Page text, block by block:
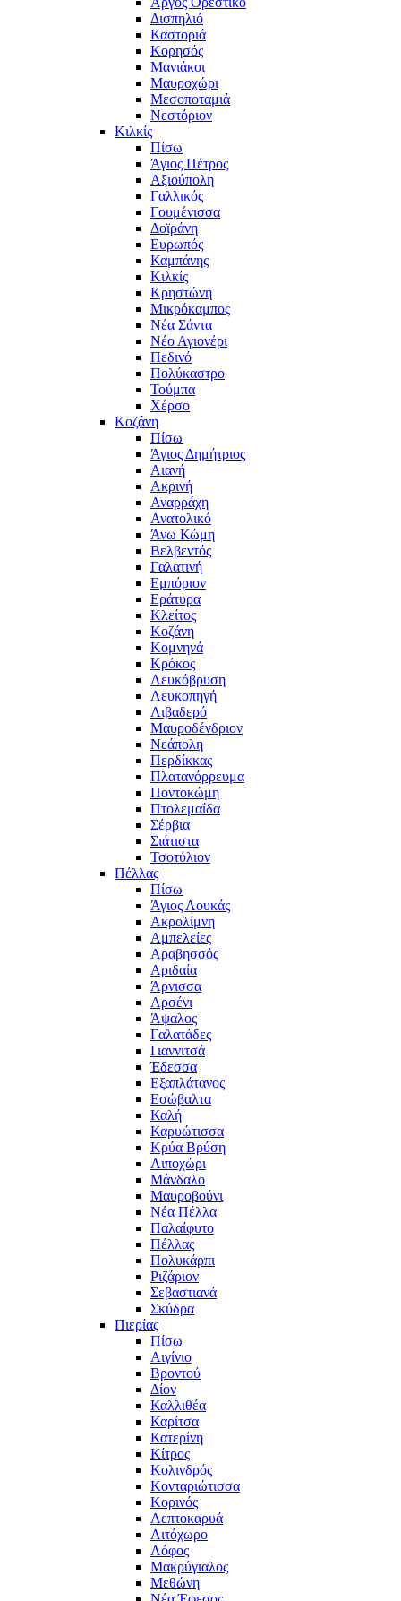
Δισπηλιό
Καστοριά
Κορησός
Μανιάκοι
Μαυροχώρι
Μεσοποταμιά
Νεστόριον
Κιλκίς
Πίσω
Άγιος Πέτρος
Αξιούπολη
Γαλλικός
Γουμένισσα
Δοϊράνη
Ευρωπός
Καμπάνης
Κιλκίς
Κρηστώνη
Μικρόκαμπος
Νέα Σάντα
Νέο Αγιονέρι
Πεδινό
Πολύκαστρο
Τούμπα
Χέρσο
Κοζάνη
Πίσω
Άγιος Δημήτριος
Αιανή
Ακρινή
Αναρράχη
Ανατολικό
Άνω Κώμη
Βελβεντός
Γαλατινή
Εμπόριον
Εράτυρα
Κλείτος
Κοζάνη
Κομνηνά
Κρόκος
Λευκόβρυση
Λευκοπηγή
Λιβαδερό
Μαυροδένδριον
Νεάπολη
Περδίκκας
Πλατανόρρευμα
Ποντοκώμη
Πτολεμαΐδα
Σέρβια
Σιάτιστα
Τσοτύλιον
Πέλλας
Πίσω
Άγιος Λουκάς
Ακρολίμνη
Αμπελείες
Αραβησσός
Αριδαία
Άρνισσα
Αρσένι
Άψαλος
Γαλατάδες
Γιαννιτσά
Έδεσσα
Εξαπλάτανος
Εσώβαλτα
Καλή
Καρυώτισσα
Κρύα Βρύση
Λιποχώρι
Μάνδαλο
Μαυροβούνι
Νέα Πέλλα
Παλαίφυτο
Πέλλας
Πολυκάρπι
Ριζάριον
Σεβαστιανά
Σκύδρα
Πιερίας
Πίσω
Αιγίνιο
Βροντού
Δίον
Καλλιθέα
Καρίτσα
Κατερίνη
Κίτρος
Κολινδρός
Κονταριώτισσα
Κορινός
Λεπτοκαρυά
Λιτόχωρο
Λόφος
Μακρύγιαλος
Μεθώνη